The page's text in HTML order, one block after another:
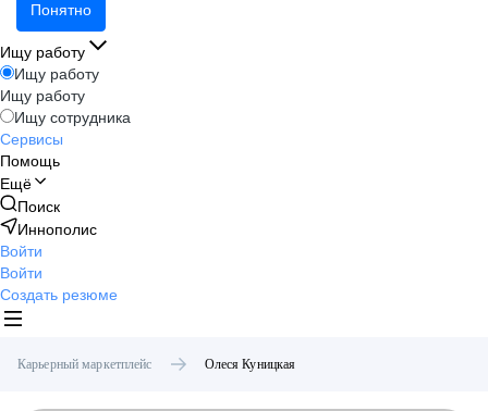
Понятно
Ищу работу
Ищу работу
Ищу работу
Ищу сотрудника
Сервисы
Помощь
Ещё
Поиск
Иннополис
Войти
Войти
Создать резюме
Карьерный маркетплейс Олеся Куницкая